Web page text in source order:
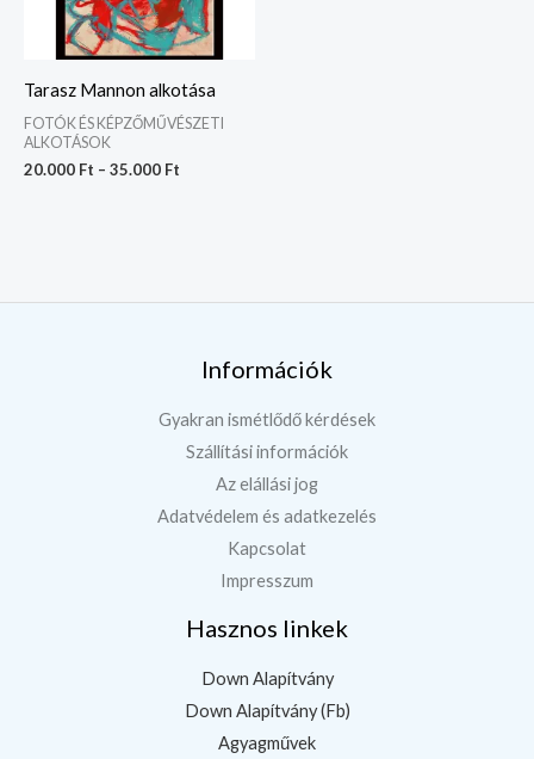
Tarasz Mannon alkotása
FOTÓK ÉS KÉPZŐMŰVÉSZETI
ALKOTÁSOK
20.000 Ft – 35.000 Ft
Információk
Gyakran ismétlődő kérdések
Szállítási információk
Az elállási jog
Adatvédelem és adatkezelés
Kapcsolat
Impresszum
Hasznos linkek
Down Alapítvány
Down Alapítvány (Fb)
Agyagművek